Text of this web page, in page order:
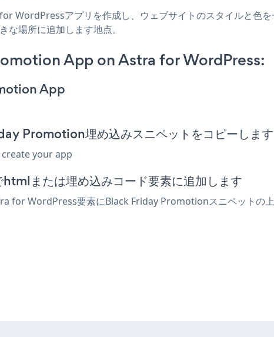
WordPressアプリを作成し、ウェブサイトのスタイルと
場所に追加します地点。
App on Astra for WordPress:
App
Promotion埋め込みスニペットをコピーします
your app
または埋め込みコード要素に追加します
for WordPress要素にBlack Friday Promotionスニペットの上